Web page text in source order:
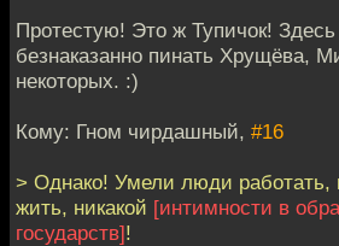
Протестую! Это ж Тупичок!
безнаказанно пинать Хрущёва,
некоторых. :)
Кому: Гном чирдашный, #16
> Однако! Умели люди работать,
жить, никакой [интимности в
государств]!